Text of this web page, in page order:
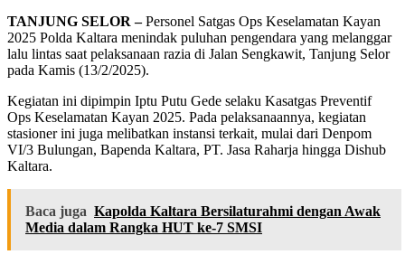
TANJUNG SELOR –Personel Satgas Ops Keselamatan Kayan
2025 Polda Kaltara menindak puluhan pengendara yang melanggar
lalu lintas saat pelaksanaan razia di Jalan Sengkawit, Tanjung Selor
pada Kamis (13/2/2025).
Kegiatan ini dipimpin Iptu Putu Gede selaku Kasatgas Preventif
Ops Keselamatan Kayan 2025. Pada pelaksanaannya, kegiatan
stasioner ini juga melibatkan instansi terkait, mulai dari Denpom
VI/3 Bulungan, Bapenda Kaltara, PT. Jasa Raharja hingga Dishub
Kaltara.
Baca juga Kapolda Kaltara Bersilaturahmi dengan Awak
Media dalam Rangka HUT ke-7 SMSI